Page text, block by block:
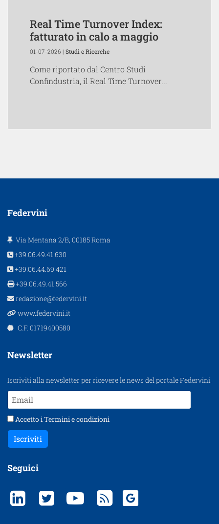
Real Time Turnover Index:
fatturato in calo a maggio
01-07-2026 | Studi e Ricerche
Come riportato dal Centro Studi
Confindustria, il Real Time Turnover...
Federvini
Via Mentana 2/B, 00185 Roma
+39.06.49.41.630
+39.06.44.69.421
+39.06.49.41.566
redazione@federvini.it
www.federvini.it
C.F. 01719400580
Newsletter
Iscriviti alla newsletter per ricevere le news del portale Federvini.
Accetto iTermini e condizioni
Iscriviti
Seguici